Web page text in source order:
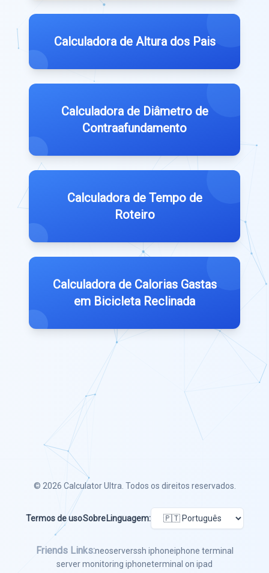
Calculadora de Altura dos Pais
Calculadora de Diâmetro de
Contraafundamento
Calculadora de Tempo de
Roteiro
Calculadora de Calorias Gastas
em Bicicleta Reclinada
© 2026 Calculator Ultra . Todos os direitos reservados.
Termos de usoSobre Linguagem:
Friends Links:neoserverssh iphoneiphone terminal
server monitoring iphoneterminal on ipad